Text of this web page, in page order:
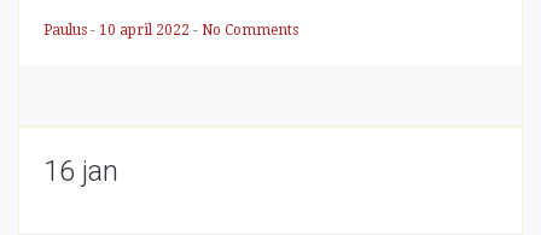
Paulus - 10 april 2022 - No Comments
16 jan